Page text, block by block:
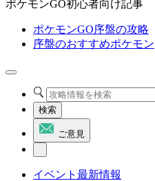
ポケモンGO初心者向け記事
ポケモンGO序盤の攻略
序盤のおすすめポケモン
検索
ご意見
イベント最新情報